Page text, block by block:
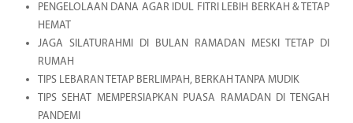
PENGELOLAAN DANA AGAR IDUL FITRI LEBIH BERKAH & TETAP
HEMAT
JAGA SILATURAHMI DI BULAN RAMADAN MESKI TETAP DI
RUMAH
TIPS LEBARAN TETAP BERLIMPAH, BERKAH TANPA MUDIK
TIPS SEHAT MEMPERSIAPKAN PUASA RAMADAN DI TENGAH
PANDEMI